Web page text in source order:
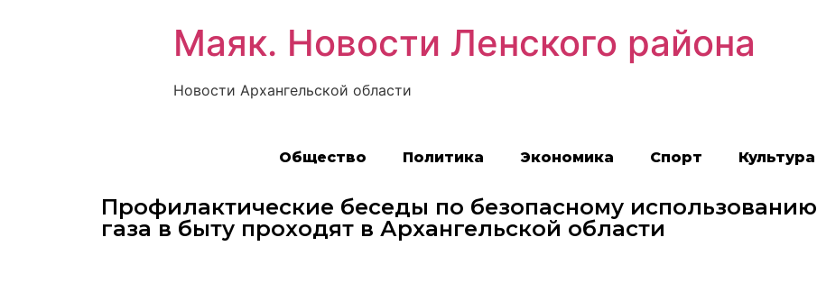
Маяк. Новости Ленского района
Новости Архангельской области
Общество Политика Экономика Спорт Культура
Профилактические беседы по безопасному использованию
газа в быту проходят в Архангельской области